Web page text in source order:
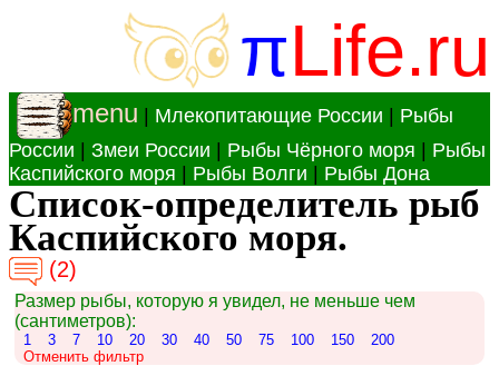
πLife.ru
menu Млекопитающие России
Рыбы
России
Змеи России Рыбы Чёрного моря
Рыбы
Каспийского моря
Рыбы Волги Рыбы Дона
Список-определитель рыб
Каспийского моря.
(2)
Размер рыбы, которую я увидел, не меньше чем
(сантиметров):
1 3 7 10 20 30 40 50 75 100 150
200
Отменить фильтр